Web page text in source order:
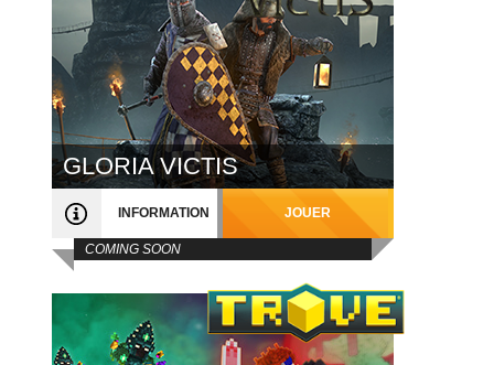
GLORIA VICTIS
INFORMATION JOUER
COMING SOON